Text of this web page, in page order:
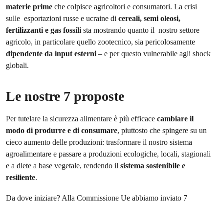
materie prime che colpisce agricoltori e consumatori. La crisi
sulle esportazioni russe e ucraine di cereali, semi oleosi,
fertilizzanti e gas fossilista mostrando quanto il nostro settore
agricolo, in particolare quello zootecnico, sia pericolosamente
dipendente da input esterni– e per questo vulnerabile agli shock
globali.
Le nostre 7 proposte
Per tutelare la sicurezza alimentare è più efficace cambiare il
modo di produrre e di consumare, piuttosto che spingere su un
cieco aumento delle produzioni: trasformare il nostro sistema
agroalimentare e passare a produzioni ecologiche, locali, stagionali
e a diete a base vegetale, rendendo il sistema sostenibile e
resiliente.
Da dove iniziare? Alla Commissione Ue abbiamo inviato 7